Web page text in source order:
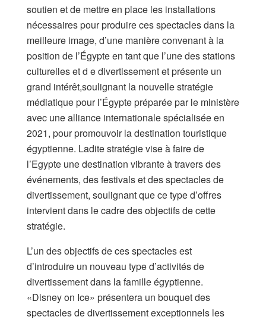
soutien et de mettre en place les installations
nécessaires pour produire ces spectacles dans la
meilleure image, d’une manière convenant à la
position de l’Égypte en tant que l’une des stations
culturelles et d e divertissement et présente un
grand intérêt,soulignant la nouvelle stratégie
médiatique pour l’Égypte préparée par le ministère
avec une alliance internationale spécialisée en
2021, pour promouvoir la destination touristique
égyptienne. Ladite stratégie vise à faire de
l’Egypte une destination vibrante à travers des
événements, des festivals et des spectacles de
divertissement, soulignant que ce type d’offres
intervient dans le cadre des objectifs de cette
stratégie.
L’un des objectifs de ces spectacles est
d’introduire un nouveau type d’activités de
divertissement dans la famille égyptienne.
«Disney on Ice» présentera un bouquet des
spectacles de divertissement exceptionnels les